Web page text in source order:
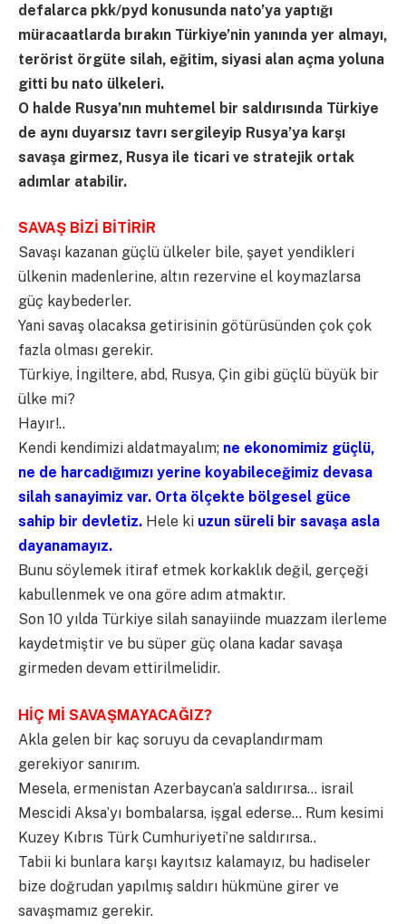
defalarca pkk/pyd konusunda nato’ya yaptığı
müracaatlarda bırakın Türkiye’nin yanında yer almayı,
terörist örgüte silah, eğitim, siyasi alan açma yoluna
gitti bu nato ülkeleri.
O halde Rusya’nın muhtemel bir saldırısında Türkiye
de aynı duyarsız tavrı sergileyip Rusya’ya karşı
savaşa girmez, Rusya ile ticari ve stratejik ortak
adımlar atabilir.
SAVAŞ BİZİ BİTİRİR
Savaşı kazanan güçlü ülkeler bile, şayet yendikleri
ülkenin madenlerine, altın rezervine el koymazlarsa
güç kaybederler.
Yani savaş olacaksa getirisinin götürüsünden çok çok
fazla olması gerekir.
Türkiye, İngiltere, abd, Rusya, Çin gibi güçlü büyük bir
ülke mi?
Hayır!..
Kendi kendimizi aldatmayalım; ne ekonomimiz güçlü,
ne de harcadığımızı yerine koyabileceğimiz devasa
silah sanayimiz var. Orta ölçekte bölgesel güce
sahip bir devletiz. Hele ki uzun süreli bir savaşa asla
dayanamayız.
Bunu söylemek itiraf etmek korkaklık değil, gerçeği
kabullenmek ve ona göre adım atmaktır.
Son 10 yılda Türkiye silah sanayiinde muazzam ilerleme
kaydetmiştir ve bu süper güç olana kadar savaşa
girmeden devam ettirilmelidir.
HİÇ Mİ SAVAŞMAYACAĞIZ?
Akla gelen bir kaç soruyu da cevaplandırmam
gerekiyor sanırım.
Mesela, ermenistan Azerbaycan’a saldırırsa… israil
Mescidi Aksa’yı bombalarsa, işgal ederse… Rum kesimi
Kuzey Kıbrıs Türk Cumhuriyeti’ne saldırırsa..
Tabii ki bunlara karşı kayıtsız kalamayız, bu hadiseler
bize doğrudan yapılmış saldırı hükmüne girer ve
savaşmamız gerekir.